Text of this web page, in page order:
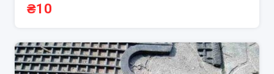
₴10